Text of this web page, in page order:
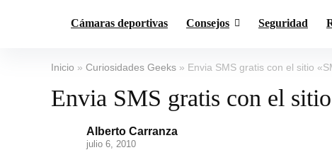
Cámaras deportivas Consejos Seguridad
Inicio » Curiosidades Geeks » Envia SMS gratis con el sitio
Envia SMS gratis con el
Alberto Carranza
julio 6, 2010